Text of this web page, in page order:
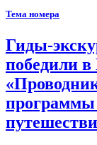
Тема номера
Гиды-
победили
программы